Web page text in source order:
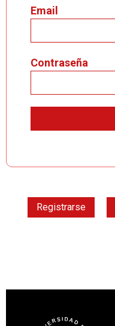
Email
Contraseña
Registrarse